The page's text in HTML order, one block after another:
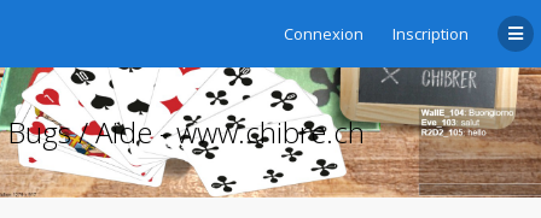
Connexion Inscription
Bugs / Aide - www.chibre.ch